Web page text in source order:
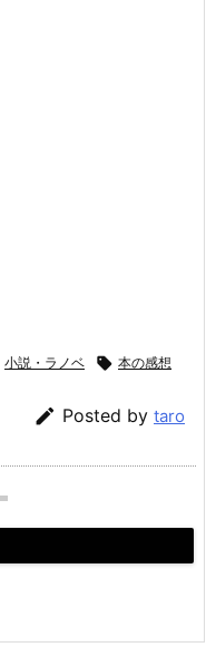
小説・ラノベ  本の感想
 Posted by taro